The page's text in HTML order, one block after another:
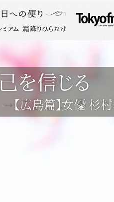
己を信じる
－【広島篇】女優 杉